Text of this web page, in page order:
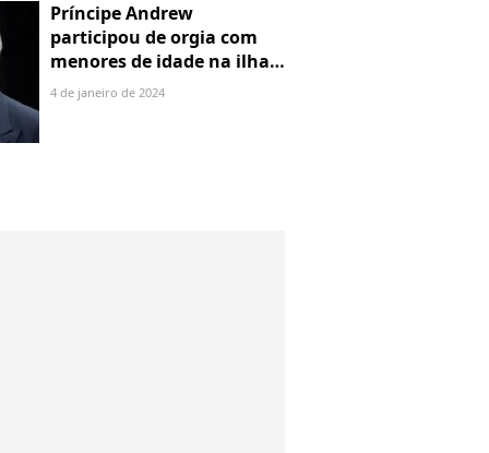
Príncipe Andrew
participou de orgia com
menores de idade na ilha
de Jeffrey Epstein, chefe de
4 de janeiro de 2024